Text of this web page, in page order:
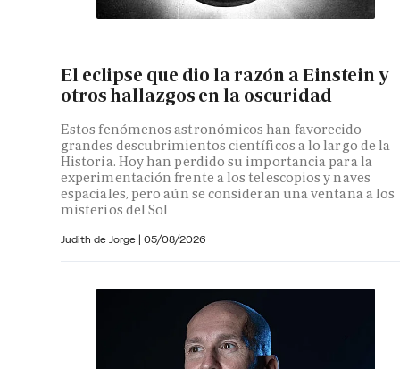
El eclipse que dio la razón a Einstein y
otros hallazgos en la oscuridad
Estos fenómenos astronómicos han favorecido
grandes descubrimientos científicos a lo largo de la
Historia. Hoy han perdido su importancia para la
experimentación frente a los telescopios y naves
espaciales, pero aún se consideran una ventana a los
misterios del Sol
Judith de Jorge | 05/08/2026